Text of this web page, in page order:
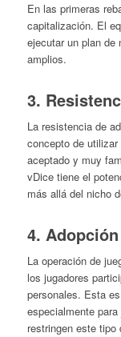
En las primeras
capitalización. El
ejecutar un plan de
amplios.
3.
La resistencia de
concepto de
aceptado y muy
vDice tiene el
más allá del nicho
4. Adopción
La operación de
los jugadores
personales. Esta
especialmente
restringen este tipo